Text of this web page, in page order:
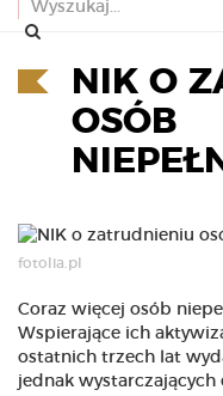
NIK O
OSÓB
fotolia.pl
Coraz więcej osób
Wspierające ich
ostatnich trzech lat
jednak